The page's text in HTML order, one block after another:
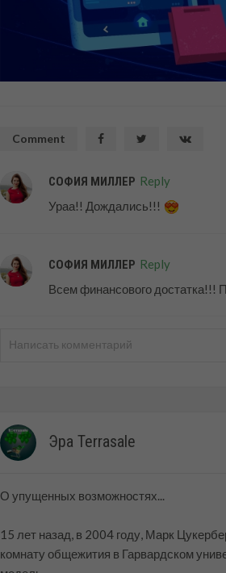
Comment
СОФИЯ МИЛЛЕР Reply
Ураа!! Дождались!!!
СОФИЯ МИЛЛЕР Reply
Всем финансового достатка!!!
Эра Terrasale
О упущенных возможностях...
15 лет назад, в 2004 году, Марк
комнату общежития в Гарвардском